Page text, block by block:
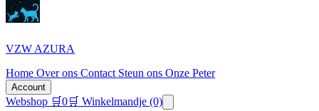
VZW AZURA
Home Over ons Contact Steun ons Onze Peter
Account
Webshop 🛒0🛒 Winkelmandje (0)